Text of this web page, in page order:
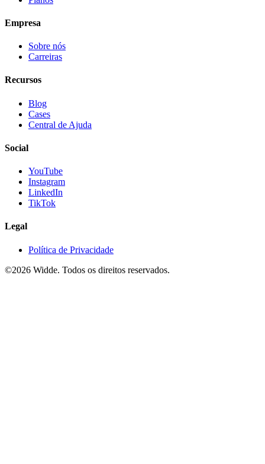
Empresa
Sobre nós
Carreiras
Recursos
Blog
Cases
Central de Ajuda
Social
YouTube
Instagram
LinkedIn
TikTok
Legal
Política de Privacidade
©2026 Widde. Todos os direitos reservados.